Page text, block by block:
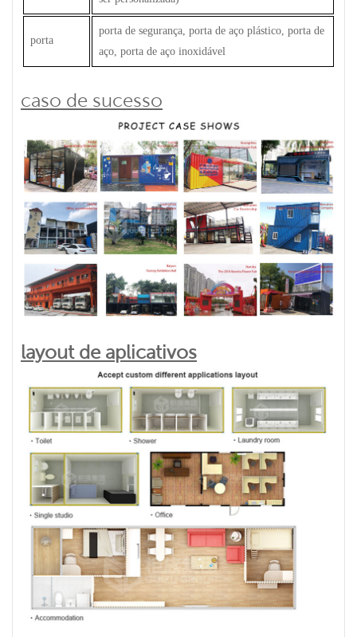
porta
porta de segurança, porta de aço plástico, porta de
aço, porta de aço inoxidável
caso de sucesso
layout de aplicativos